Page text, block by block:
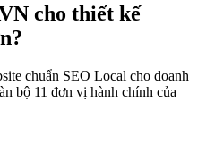
cho thiết kế
?
chuẩn SEO Local cho doanh
bộ 11 đơn vị hành chính của